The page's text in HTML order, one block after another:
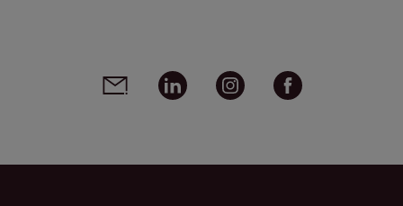
Social Media Links - Artikel teilen
Email Linkedin Instagram